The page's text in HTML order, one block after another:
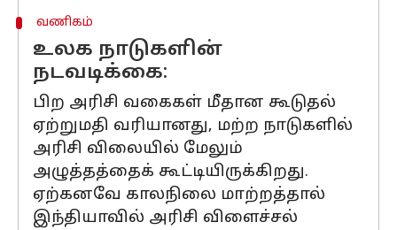
வணிகம்
உலக நாடுகளின்
நடவடிக்கை:
பிற அரிசி வகைகள் மீதான கூடுதல்
ஏற்றுமதி வரியானது, மற்ற நாடுகளில்
அரிசி விலையில் மேலும்
அழுத்தத்தைக் கூட்டியிருக்கிறது.
ஏற்கனவே காலநிலை மாற்றத்தால்
இந்தியாவில் அரிசி விளைச்சல்